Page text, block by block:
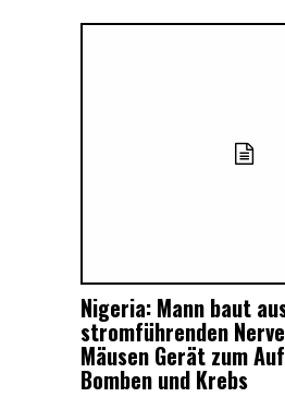
Nigeria: Mann baut
stromführenden
Mäusen Gerät zum
Bomben und Krebs